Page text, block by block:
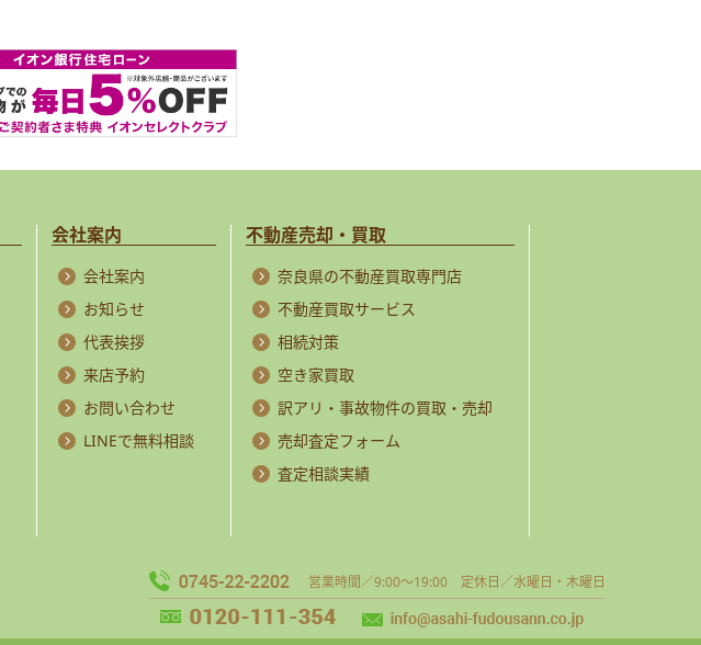
会社案内
会社案内
お知らせ
代表挨拶
来店予約
お問い合わせ
LINEで無料相談
不動産売却・買取
奈良県の不動産買取専門店
不動産買取サービス
相続対策
空き家買取
訳アリ・事故物件の買取・売却
売却査定フォーム
査定相談実績
営業時間／9:00～19:00 定休日／水曜日・木曜日